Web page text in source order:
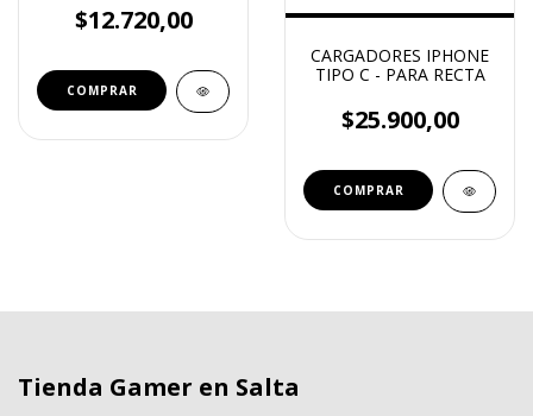
$12.720,00
CARGADORES IPHONE
TIPO C - PARA RECTA
$25.900,00
Tienda Gamer en Salta